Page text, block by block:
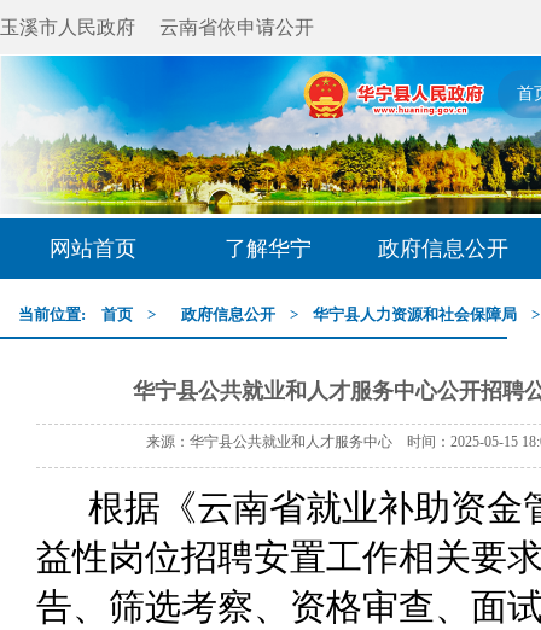
玉溪市人民政府 云南省依申请公开
首
网站首页 了解华宁 政府信息公开
当前位置: 首页 > 政府信息公开 > 华宁县人力资源和社会保障局
华宁县公共就业和人才服务中心公开招聘
来源：华宁县公共就业和人才服务中心 时间：2025-05-15
根据《云南省就业补助资金
益性岗位招聘安置工作相关要
告、筛选考察、资格审查、面